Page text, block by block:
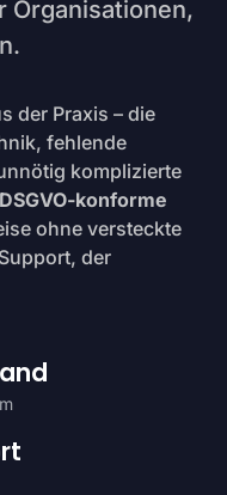
Organisationen,
der Praxis – die
fehlende
komplizierte
DSGVO-konforme
ohne versteckte
der